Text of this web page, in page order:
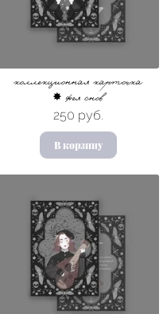
коллекционная карточка
✸ фея снов
250 руб.
В корзину